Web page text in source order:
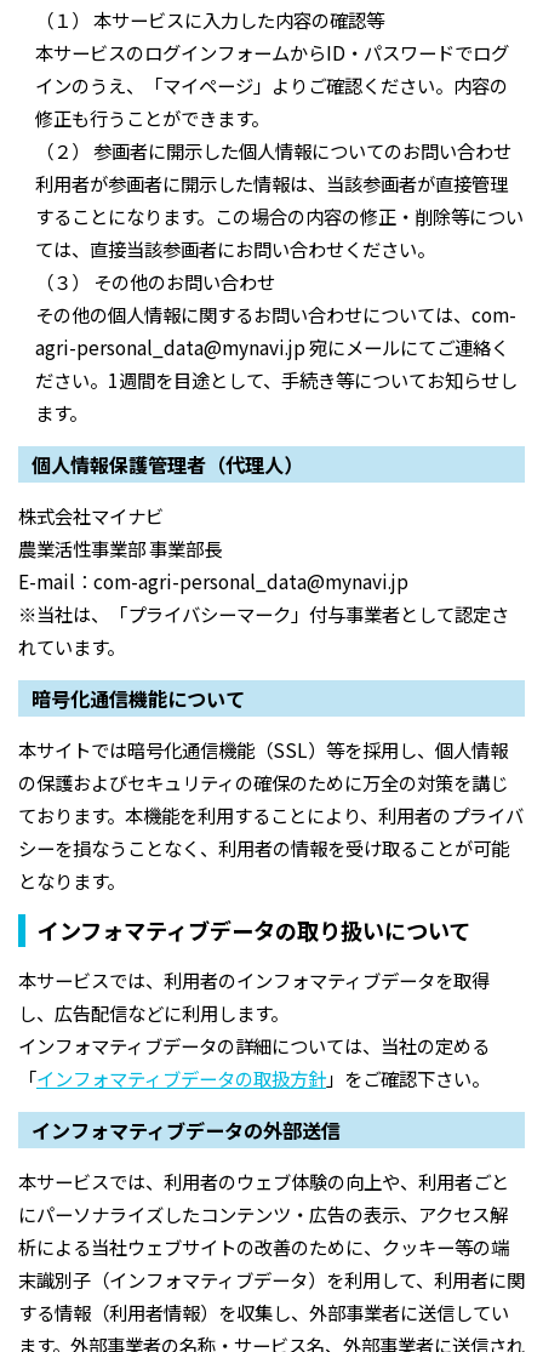
（１） 本サービスに入力した内容の確認等
本サービスのログインフォームからID・パスワードでログ
インのうえ、「マイページ」よりご確認ください。内容の
修正も行うことができます。
（２） 参画者に開示した個人情報についてのお問い合わせ
利用者が参画者に開示した情報は、当該参画者が直接管理
することになります。この場合の内容の修正・削除等につい
ては、直接当該参画者にお問い合わせください。
（３） その他のお問い合わせ
その他の個人情報に関するお問い合わせについては、com-
agri-personal_data@mynavi.jp 宛にメールにてご連絡く
ださい。1週間を目途として、手続き等についてお知らせし
ます。
個人情報保護管理者（代理人）
株式会社マイナビ
農業活性事業部 事業部長
E-mail：com-agri-personal_data@mynavi.jp
※当社は、「プライバシーマーク」付与事業者として認定さ
れています。
暗号化通信機能について
本サイトでは暗号化通信機能（SSL）等を採用し、個人情報
の保護およびセキュリティの確保のために万全の対策を講じ
ております。本機能を利用することにより、利用者のプライバ
シーを損なうことなく、利用者の情報を受け取ることが可能
となります。
インフォマティブデータの取り扱いについて
本サービスでは、利用者のインフォマティブデータを取得
し、広告配信などに利用します。
インフォマティブデータの詳細については、当社の定める
「インフォマティブデータの取扱方針」をご確認下さい。
インフォマティブデータの外部送信
本サービスでは、利用者のウェブ体験の向上や、利用者ごと
にパーソナライズしたコンテンツ・広告の表示、アクセス解
析による当社ウェブサイトの改善のために、クッキー等の端
末識別子（インフォマティブデータ）を利用して、利用者に関
する情報（利用者情報）を収集し、外部事業者に送信してい
ます。外部事業者の名称・サービス名、外部事業者に送信され